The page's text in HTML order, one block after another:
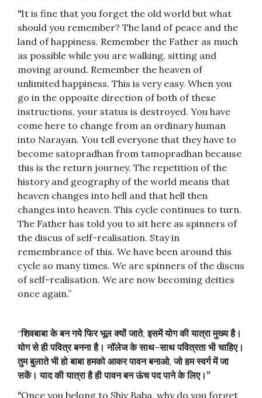
“It is fine that you forget the old world but what
should you remember? The land of peace and the
land of happiness. Remember the Father as much
as possible while you are walking, sitting and
moving around. Remember the heaven of
unlimited happiness. This is very easy. When you
go in the opposite direction of both of these
instructions, your status is destroyed. You have
come here to change from an ordinary human
into Narayan. You tell everyone that they have to
become satopradhan from tamopradhan because
this is the return journey. The repetition of the
history and geography of the world means that
heaven changes into hell and that hell then
changes into heaven. This cycle continues to turn.
The Father has told you to sit here as spinners of
the discus of self-realisation. Stay in
remembrance of this. We have been around this
cycle so many times. We are spinners of the discus
of self-realisation. We are now becoming deities
once again.”
“शिवबाबा के बन गये फिर भूल क्यों जाते,इसमें योग की यात्रा मुख्य है।
योग से ही पवित्र बनना है। नॉलेज के साथ–साथ पवित्रता भी चाहिए।
तुम बुलाते भी हो बाबा हमको आकर पावन बनाओ,जो हम स्वर्ग में जा
सकें। याद की यात्रा है ही पावन बन ऊंच पद पाने के लिए। ”
“Once you belong to Shiv Baba, why do you forget